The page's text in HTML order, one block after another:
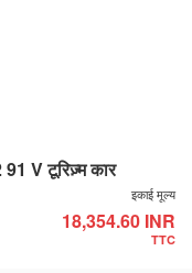
V टूरिज़्म कार
इकाई मूल्य
18,354.60 INR
TTC